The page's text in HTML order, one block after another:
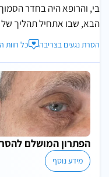
בי, והרופא היה בחדר
הבא, שבו אתחיל תהליך של
הסרת נגעים בצריבה כל חוות
הפתרון המושלם
מידע נוסף